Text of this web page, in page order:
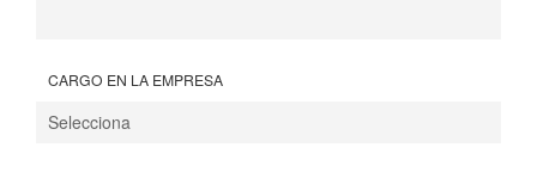
CARGO EN LA EMPRESA